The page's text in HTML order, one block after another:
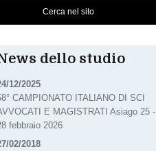
dello studio
12/2025
CAMPIONATO ITALIANO DI SCI
E MAGISTRATI Asiago 25 -
febbraio 2026
02/2018